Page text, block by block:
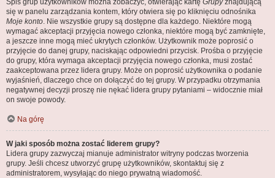
Spis grup użytkowników można zobaczyć, otwierając kartę Grupyznajdującą
się w panelu zarządzania kontem, który otwiera się po kliknięciu odnośnika
Moje konto. Nie wszystkie grupy są dostępne dla każdego. Niektóre mogą
wymagać akceptacji przyjęcia nowego członka, niektóre mogą być zamknięte,
a jeszcze inne mogą mieć ukrytych członków. Użytkownik może poprosić o
przyjęcie do danej grupy, naciskając odpowiedni przycisk. Prośba o przyjęcie
do grupy, która wymaga akceptacji przyjęcia nowego członka, musi zostać
zaakceptowana przez lidera grupy. Może on poprosić użytkownika o podanie
wyjaśnień, dlaczego chce on dołączyć do tej grupy. W przypadku otrzymania
negatywnej decyzji proszę nie nękać lidera grupy pytaniami – widocznie miał
on swoje powody.
Na górę
W jaki sposób można zostać liderem grupy?
Lidera grupy zazwyczaj mianuje administrator witryny podczas tworzenia
grupy. Jeśli chcesz utworzyć grupę użytkowników, skontaktuj się z
administratorem, wysyłając do niego prywatną wiadomość.